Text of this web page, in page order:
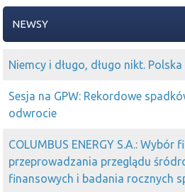
NEWSY
Niemcy i długo, długo nikt.
Sesja na GPW: Rekordowe
odwrocie
COLUMBUS ENERGY S.A.:
przeprowadzania przeglądu
finansowych i badania rocznych